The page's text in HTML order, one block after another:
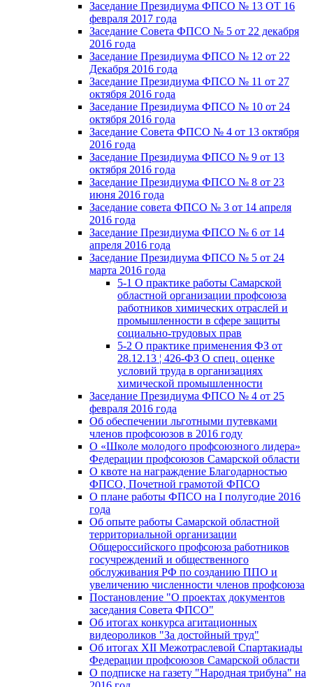
Заседание Президиума ФПСО № 13 ОТ 16
февраля 2017 года
Заседание Совета ФПСО № 5 от 22 декабря
2016 года
Заседание Президиума ФПСО № 12 от 22
Декабря 2016 года
Заседание Президиума ФПСО № 11 от 27
октября 2016 года
Заседание Президиума ФПСО № 10 от 24
октября 2016 года
Заседание Совета ФПСО № 4 от 13 октября
2016 года
Заседание Президиума ФПСО № 9 от 13
октября 2016 года
Заседание Президиума ФПСО № 8 от 23
июня 2016 года
Заседание совета ФПСО № 3 от 14 апреля
2016 года
Заседание Президиума ФПСО № 6 от 14
апреля 2016 года
Заседание Президиума ФПСО № 5 от 24
марта 2016 года
5-1 О практике работы Самарской
областной организации профсоюза
работников химических отраслей и
промышленности в сфере защиты
социально-трудовых прав
5-2 О практике применения ФЗ от
28.12.13 ¦ 426-ФЗ О спец. оценке
условий труда в организациях
химической промышленности
Заседание Президиума ФПСО № 4 от 25
февраля 2016 года
Об обеспечении льготными путевками
членов профсоюзов в 2016 году
О «Школе молодого профсоюзного лидера»
Федерации профсоюзов Самарской области
О квоте на награждение Благодарностью
ФПСО, Почетной грамотой ФПСО
О плане работы ФПСО на I полугодие 2016
года
Об опыте работы Самарской областной
территориальной организации
Общероссийского профсоюза работников
госучреждений и общественного
обслуживания РФ по созданию ППО и
увеличению численности членов профсоюза
Постановление "О проектах документов
заседания Совета ФПСО"
Об итогах конкурса агитационных
видеороликов "За достойный труд"
Об итогах XII Межотраслевой Спартакиады
Федерации профсоюзов Самарской области
О подписке на газету "Народная трибуна" на